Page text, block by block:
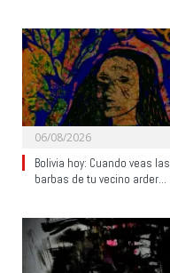
06/08/2026
Bolivia hoy: Cuando veas las
barbas de tu vecino arder…